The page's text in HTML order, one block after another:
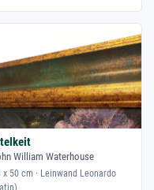
William Waterhouse
x 50 cm · Leinwand Leonardo